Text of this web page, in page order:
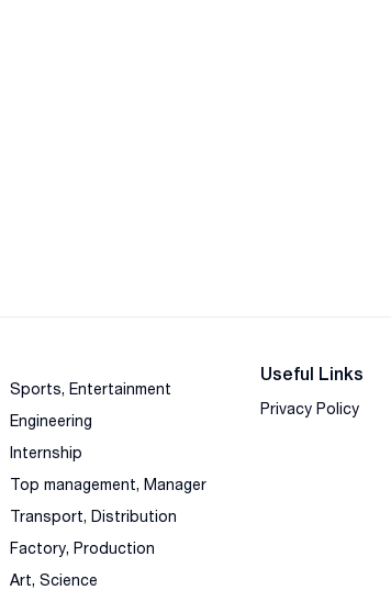
Sports, Entertainment
Engineering
Internship
Top management, Manager
Transport, Distribution
Factory, Production
Art, Science
Useful Links
Privacy Policy